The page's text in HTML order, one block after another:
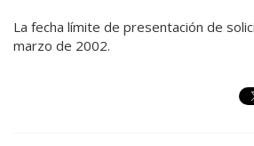
La fecha límite de presentación de
marzo de 2002.